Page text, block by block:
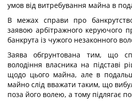
умов від витребування майна в
В межах справи про
заявою арбітражного керуючого
банкрута із чужого незаконного
Заява обгрунтована тим, що
володіння власника на підставі
щодо цього майна, але в
майно слід вважати таким, що
поза його волею, а тому підлягає